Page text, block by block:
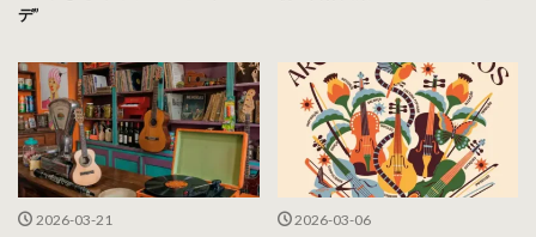
デ”
2026-03-21 2026-03-06